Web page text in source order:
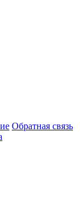
Обратная связь